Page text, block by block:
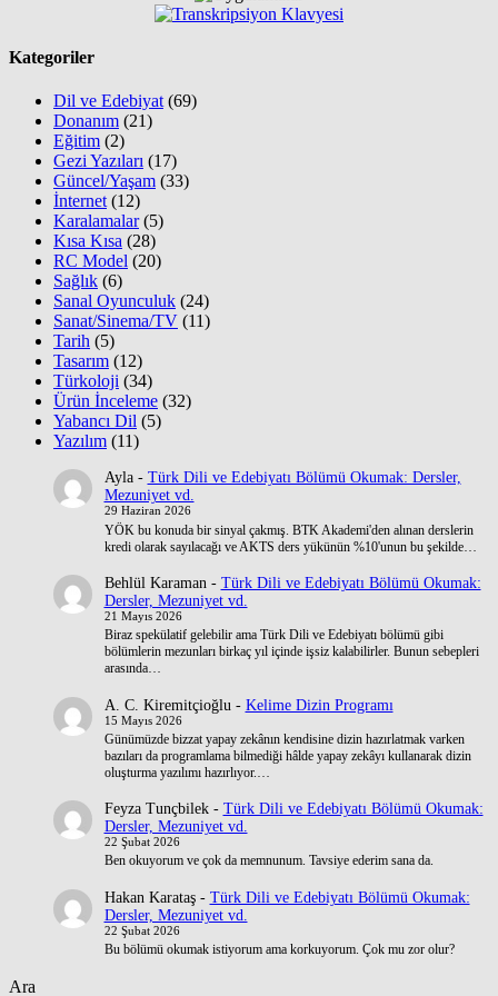
Kategoriler
Dil ve Edebiyat(69)
Donanım (21)
Eğitim (2)
Gezi Yazıları (17)
Güncel/Yaşam (33)
İnternet(12)
Karalamalar(5)
Kısa Kısa (28)
RC Model (20)
Sağlık (6)
Sanal Oyunculuk (24)
Sanat/Sinema/TV (11)
Tarih (5)
Tasarım (12)
Türkoloji (34)
Ürün İnceleme (32)
Yabancı Dil (5)
Yazılım (11)
Ayla- Türk Dili ve Edebiyatı Bölümü Okumak: Dersler,
Mezuniyet vd.
29 Haziran 2026
YÖK bu konuda bir sinyal çakmış. BTK Akademi'den alınan derslerin
kredi olarak sayılacağı ve AKTS ders yükünün %10'unun bu şekilde…
Behlül Karaman - Türk Dili ve Edebiyatı Bölümü Okumak:
Dersler, Mezuniyet vd.
21 Mayıs 2026
Biraz spekülatif gelebilir ama Türk Dili ve Edebiyatı bölümü gibi
bölümlerin mezunları birkaç yıl içinde işsiz kalabilirler. Bunun sebepleri
arasında…
A. C. Kiremitçioğlu - Kelime Dizin Programı
15 Mayıs 2026
Günümüzde bizzat yapay zekânın kendisine dizin hazırlatmak varken
bazıları da programlama bilmediği hâlde yapay zekâyı kullanarak dizin
oluşturma yazılımı hazırlıyor.…
Feyza Tunçbilek- Türk Dili ve Edebiyatı Bölümü Okumak:
Dersler, Mezuniyet vd.
22 Şubat 2026
Ben okuyorum ve çok da memnunum. Tavsiye ederim sana da.
Hakan Karataş- Türk Dili ve Edebiyatı Bölümü Okumak:
Dersler, Mezuniyet vd.
22 Şubat 2026
Bu bölümü okumak istiyorum ama korkuyorum. Çok mu zor olur?
Ara